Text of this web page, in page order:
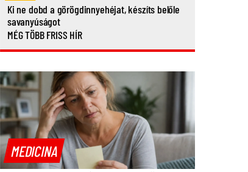
Ki ne dobd a görögdinnyehéjat, készíts belőle
savanyúságot
MÉG TÖBB FRISS HÍR
MEDICINA